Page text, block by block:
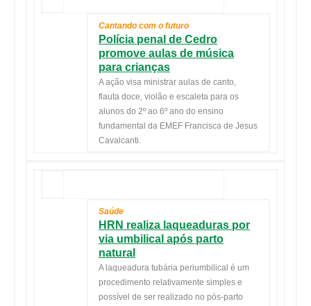
Cantando com o futuro
Polícia penal de Cedro
promove aulas de música
para crianças
A ação visa ministrar aulas de canto,
flauta doce, violão e escaleta para os
alunos do 2º ao 6º ano do ensino
fundamental da EMEF Francisca de Jesus
Cavalcanti.
Saúde
HRN realiza laqueaduras por
via umbilical após parto
natural
A laqueadura tubária periumbilical é um
procedimento relativamente simples e
possível de ser realizado no pós-parto